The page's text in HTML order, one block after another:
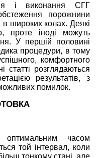
і виконання СГГ
порожнини
в широких колах. Деякі
проте іноді можуть
У першій половині
процедури, в тому
комфортного
статті розглядаються
результатів, з
помилок.
часом
той інтервал, коли
тонкому стані, але